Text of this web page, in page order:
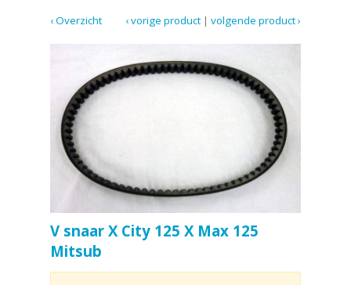
‹ Overzicht volgende product ›
|
‹ vorige product
V snaar X City 125 X Max 125
Mitsub